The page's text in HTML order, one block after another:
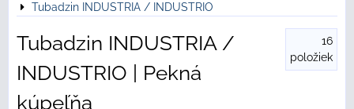
Tubadzin INDUSTRIA / INDUSTRIO
Tubadzin INDUSTRIA /
INDUSTRIO | Pekná
kúpeľňa
16
položiek